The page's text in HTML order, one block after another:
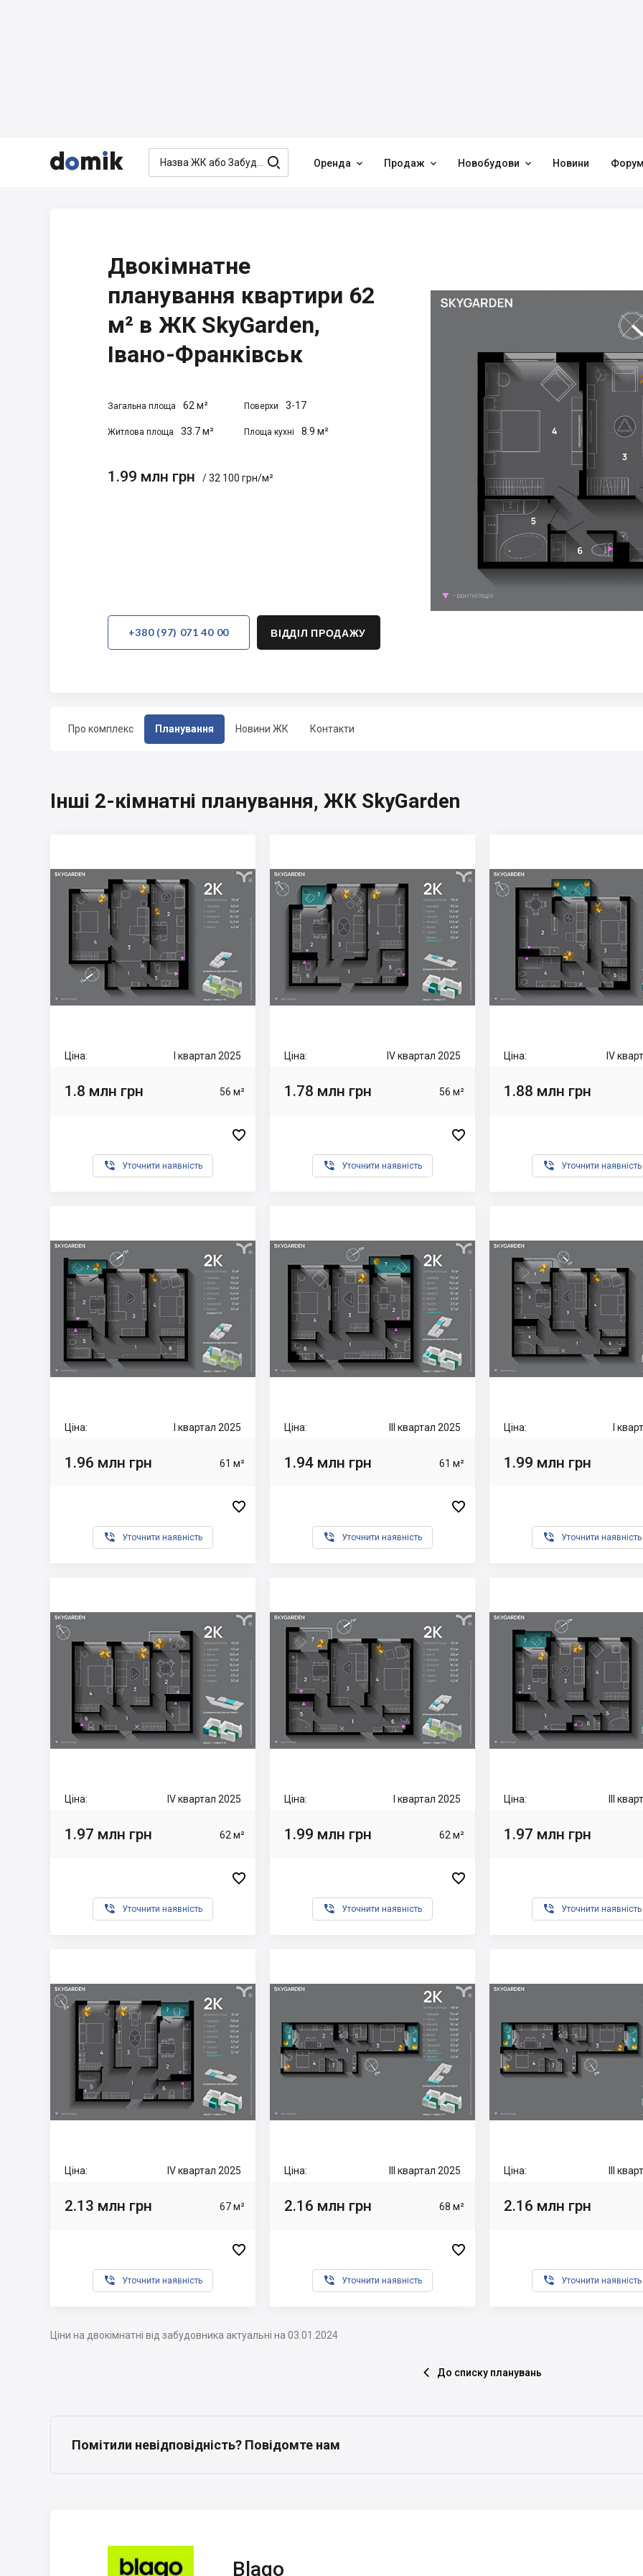


  Оренда  Продаж  Новобудови  Новини
Про комплекс Планування Новини ЖК Контакти
Двокімнатне
планування квартири 62
м² в ЖК SkyGarden,
Івано-Франківськ
Загальна площа 62 м² Поверхи 3-17
Житлова площа 33.7 м² Площа кухні 8.9 м²
1.99 млн грн / 32 100 грн/м²
+380 (97) 071 40 00 ВІДДІЛ ПРОДАЖУ
Інші 2-кімнатні планування, ЖК SkyGarden
Ціна: I квартал 2025
1.8 млн грн 56 м²

 Уточнити наявність
Ціна: IV квартал 2025
1.78 млн грн 56 м²

 Уточнити наявність
Ціна: IV
1.88 млн грн
 Уточнити наявність
Ціна: I квартал 2025
1.96 млн грн 61 м²

 Уточнити наявність
Ціна: III квартал 2025
1.94 млн грн 61 м²

 Уточнити наявність
Ціна: I
1.99 млн грн
 Уточнити наявність
Ціна: IV квартал 2025
1.97 млн грн 62 м²

 Уточнити наявність
Ціна: I квартал 2025
1.99 млн грн 62 м²

 Уточнити наявність
Ціна: III
1.97 млн грн
 Уточнити наявність
Ціна: IV квартал 2025
2.13 млн грн 67 м²

 Уточнити наявність
Ціна: III квартал 2025
2.16 млн грн 68 м²

 Уточнити наявність
Ціна: III
2.16 млн грн
 Уточнити наявність
Ціни на двокімнатні від забудовника актуальні на 03.01.2024
 До списку планувань
Помітили невідповідність? Повідомте нам
Blago